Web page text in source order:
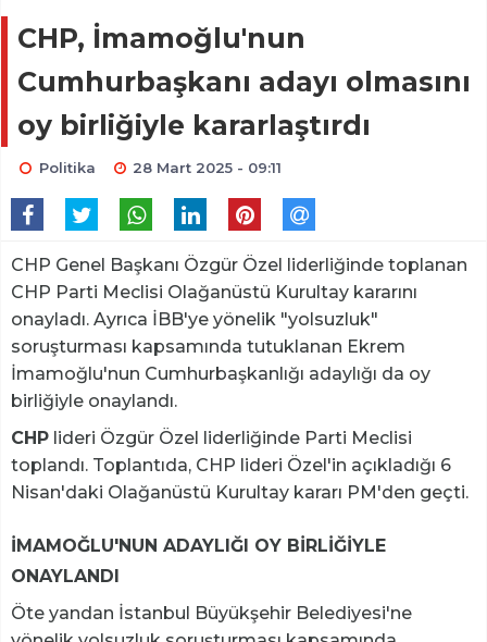
CHP, İmamoğlu'nun
Cumhurbaşkanı adayı olmasını
oy birliğiyle kararlaştırdı
Politika 28 Mart 2025 - 09:11
CHP Genel Başkanı Özgür Özel liderliğinde toplanan
CHP Parti Meclisi Olağanüstü Kurultay kararını
onayladı. Ayrıca İBB'ye yönelik "yolsuzluk"
soruşturması kapsamında tutuklanan Ekrem
İmamoğlu'nun Cumhurbaşkanlığı adaylığı da oy
birliğiyle onaylandı.
CHP lideri Özgür Özel liderliğinde Parti Meclisi
toplandı. Toplantıda, CHP lideri Özel'in açıkladığı 6
Nisan'daki Olağanüstü Kurultay kararı PM'den geçti.
İMAMOĞLU'NUN ADAYLIĞI OY BİRLİĞİYLE
ONAYLANDI
Öte yandan İstanbul Büyükşehir Belediyesi'ne